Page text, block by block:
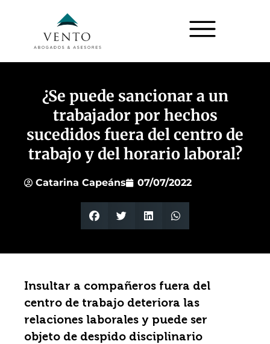
¿Se puede sancionar a un
trabajador por hechos
sucedidos fuera del centro de
trabajo y del horario laboral?
Catarina Capeáns 07/07/2022
Insultar a compañeros fuera del
centro de trabajo deteriora las
relaciones laborales y puede ser
objeto de despido disciplinario